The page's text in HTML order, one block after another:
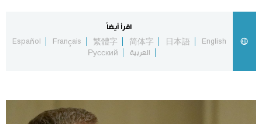
Русский
اليابان في فيديو
اقرأ أيضاً
English
日本語
简体字
繁體字
Français
Español
العربية
Русский